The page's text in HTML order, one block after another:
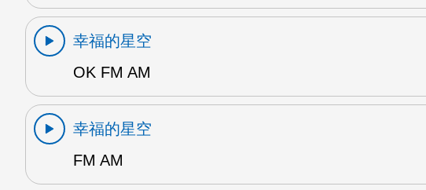
幸福的星空
OK FM AM
幸福的星空
FM AM